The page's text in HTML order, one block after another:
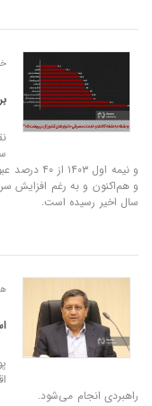
و هم‌اکنون و به رغم افزایش
سال اخیر رسیده است.
راهبردی انجام می‌شود.